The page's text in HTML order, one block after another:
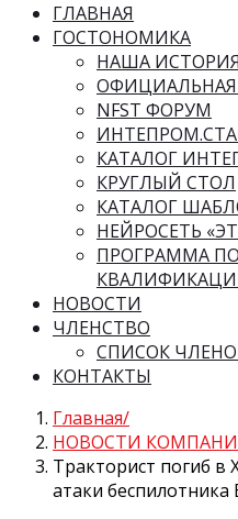
ГЛАВНАЯ
ГОСТОНОМИКА
НАША ИСТОРИЯ
NFST ФОРУМ
КАТАЛОГ
КРУГЛЫЙ СТОЛ
КАТАЛОГ
НЕЙРОСЕТЬ
ПРОГРАММА
НОВОСТИ
ЧЛЕНСТВО
СПИСОК
КОНТАКТЫ
Главная
НОВОСТИ
Тракторист погиб в
атаки беспилотника